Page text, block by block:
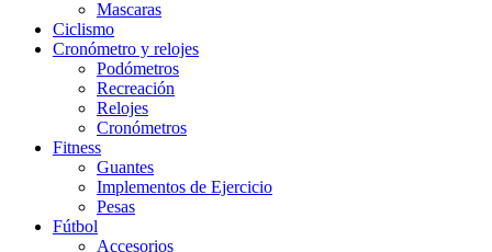
Mascaras
Ciclismo
Cronómetro y relojes
Podómetros
Recreación
Relojes
Cronómetros
Fitness
Guantes
Implementos de Ejercicio
Pesas
Fútbol
Accesorios